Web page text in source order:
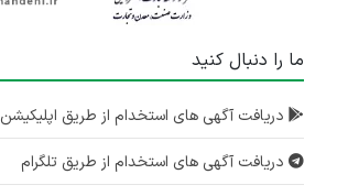
ما را دنبال کنید
دریافت آگهی های استخدام از طریق اپلیکیشن
دریافت آگهی های استخدام از طریق تلگرام